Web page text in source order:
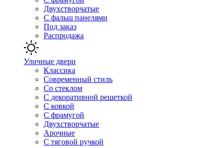
Двухстворчатые
С фальш панелями
Под заказ
Распродажа
Уличные двери
Классика
Современный стиль
Со стеклом
С декоративной решеткой
С ковкой
С фрамугой
Двухстворчатые
Арочные
С тяговой ручкой